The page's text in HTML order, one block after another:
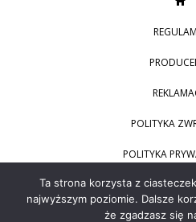
POLITYKA
POLITYKA
793
DANE
Ta strona korzysta z
najwyższym poziomie. Dalsze
że zgadzasz się